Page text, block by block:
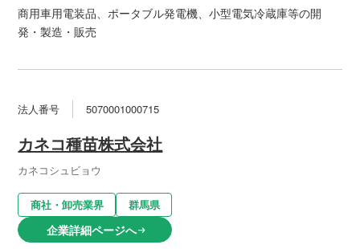
商用車用電装品、ポータブル発電機、小型電気冷蔵庫等の開
発・製造・販売
法人番号 5070001000715
カネコ種苗株式会社
カネコシュビョウ
商社・卸売業界 群馬県
企業詳細ページへarrow_right_alt